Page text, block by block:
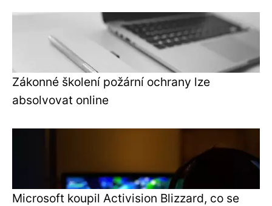
Zákonné školení požární ochrany lze
absolvovat online
Microsoft koupil Activision Blizzard, co se